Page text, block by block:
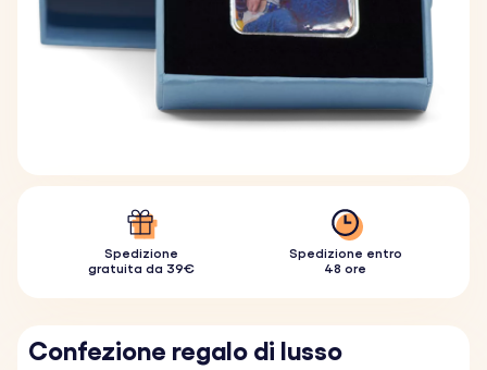
Spedizione
gratuita da 39€
Spedizione entro
48 ore
Confezione regalo di lusso